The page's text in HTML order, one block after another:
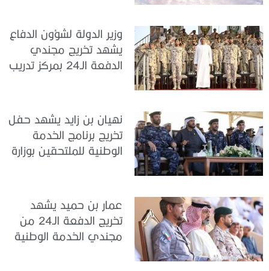
وزير الدولة لشؤون الدفاع
يشهد تخريج مجندي
الدفعة الـ24 بمركز تدريب
نهيان بن زايد يشهد حفل
تخريج برنامج الخدمة
الوطنية للملتحقين بوزارة
عمار بن حميد يشهد
تخريج الدفعة الـ24 من
مجندي الخدمة الوطنية